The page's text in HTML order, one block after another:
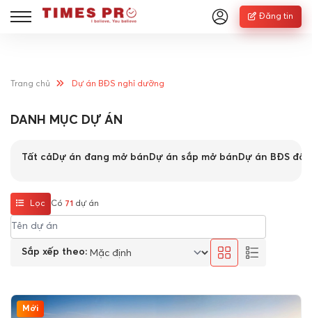
Đăng tin
Trang chủ Dự án BĐS nghỉ dưỡng
DANH MỤC DỰ ÁN
Tất cả Dự án đang mở bán Dự án sắp mở bán Dự án BĐS đô
Lọc Có 71 dự án
Sắp xếp theo:
Mới